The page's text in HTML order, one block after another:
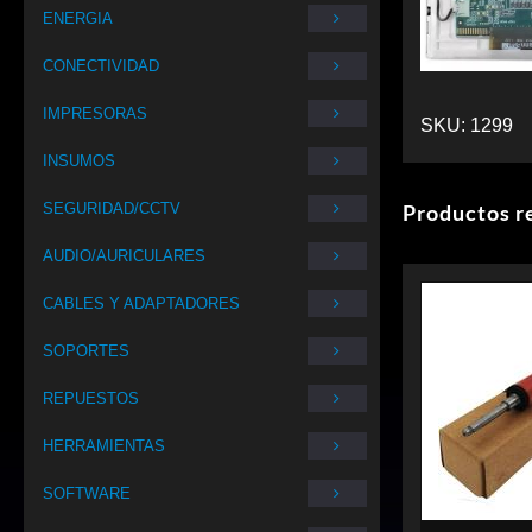
ENERGIA
CONECTIVIDAD
IMPRESORAS
INSUMOS
SEGURIDAD/CCTV
AUDIO/AURICULARES
CABLES Y ADAPTADORES
SOPORTES
REPUESTOS
HERRAMIENTAS
SOFTWARE
SKU: 1299
Productos